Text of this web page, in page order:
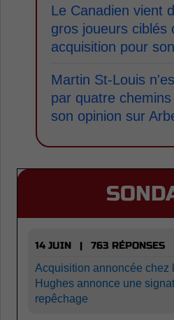
Le Canadien vient
gros joueurs ciblés
acquisition pour
Martin St-Louis
par quatre
son opinion sur
14 JUIN | 763 RÉPONSES
Acquisition annoncée chez
Hughes annonce une
repêchage